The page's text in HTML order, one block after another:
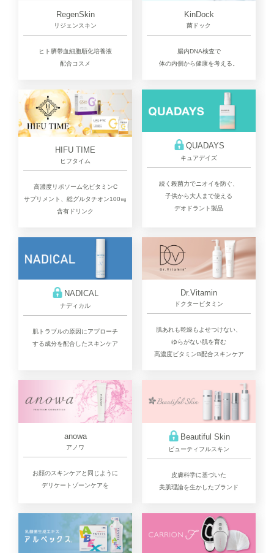
RegenSkin
リジェンスキン
ヒト臍帯血細胞順化培養液
配合コスメ
KinDock
菌ドック
腸内DNA検査で
体の内側から健康を考える。
HIFU TIME
ヒフタイム
高濃度リポソーム化ビタミンC
サプリメント、総グルタチオン100㎎
含有ドリンク
QUADAYS
キュアデイズ
続く殺菌力でニオイを防ぐ、
子供から大人まで使える
デオドラント製品
NADICAL
ナディカル
肌トラブルの原因にアプローチ
する成分を配合したスキンケア
Dr.Vitamin
ドクタービタミン
肌あれも乾燥もよせつけない、
ゆらがない肌を育む
高濃度ビタミンB配合スキンケア
anowa
アノワ
お顔のスキンケアと同じように
デリケートゾーンケアを
Beautiful Skin
ビューティフルスキン
皮膚科学に基づいた
美肌理論を生かしたブランド